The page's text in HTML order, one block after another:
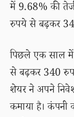
में 9.68% की
रुपये से बढ़कर
पिछले एक साल
से बढ़कर 340
शेयर ने अपने
कमाया है।